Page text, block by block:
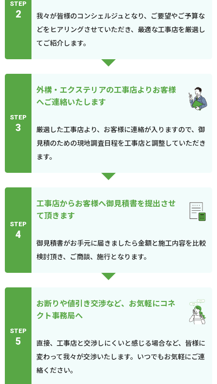
STEP
2
我々が皆様のコンシェルジュとなり、ご要望やご予算な
どをヒアリングさせていただき、最適な工事店を厳選し
てご紹介します。
STEP
3
外構・エクステリアの工事店よりお客様
へご連絡いたします
厳選した工事店より、お客様に連絡が入りますので、御
見積のための現地調査日程を工事店と調整していただき
ます。
STEP
4
工事店からお客様へ御見積書を提出させ
て頂きます
御見積書がお手元に届きましたら金額と施工内容を比較
検討頂き、ご商談、施行となります。
STEP
5
お断りや値引き交渉など、お気軽にコネ
クト事務局へ
直接、工事店と交渉しにくいと感じる場合など、皆様に
変わって我々が交渉いたします。いつでもお気軽にご連
絡ください。